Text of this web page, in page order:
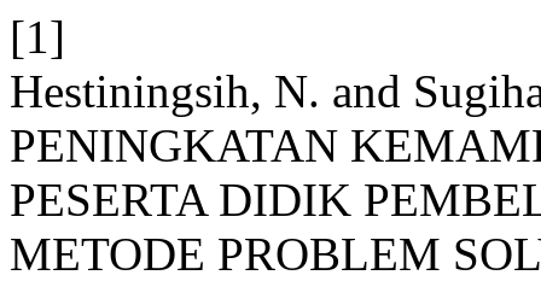
[1]
Hestiningsih, N. and
PENINGKATAN
PESERTA DIDIK
METODE PROBLEM